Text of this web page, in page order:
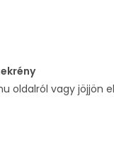
oldalról vagy jöjjön